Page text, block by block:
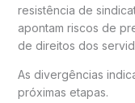
resistência de
apontam riscos de
de direitos dos
As divergências
próximas etapas.